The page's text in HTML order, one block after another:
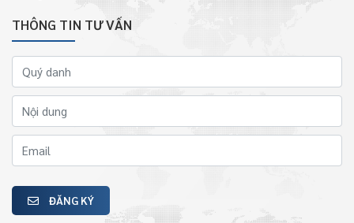
THÔNG TIN TƯ VẤN
ĐĂNG KÝ